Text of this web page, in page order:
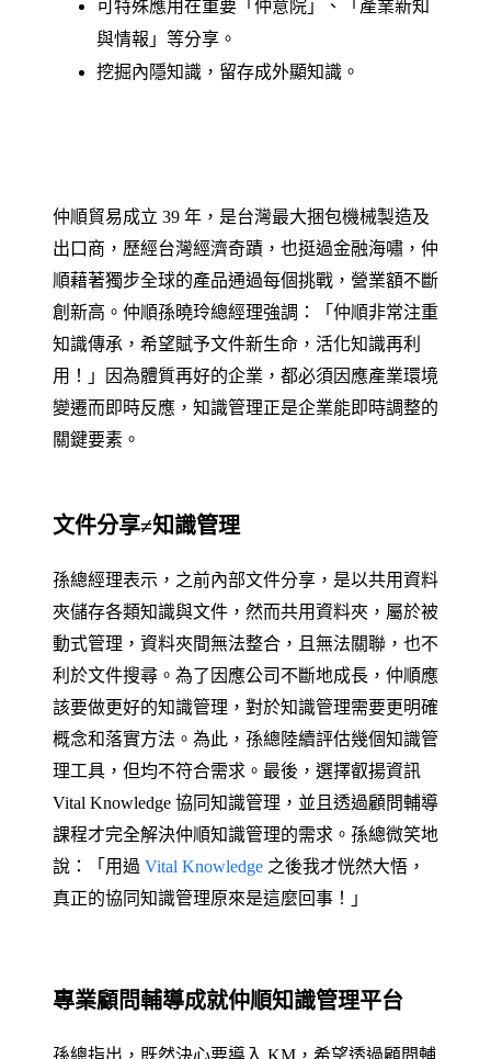
可特殊應用在重要「仲意院」、「產業新知
與情報」等分享。
挖掘內隱知識，留存成外顯知識。
仲順貿易成立 39 年，是台灣最大捆包機械製造及
出口商，歷經台灣經濟奇蹟，也挺過金融海嘯，仲
順藉著獨步全球的產品通過每個挑戰，營業額不斷
創新高。仲順孫曉玲總經理強調：「仲順非常注重
知識傳承，希望賦予文件新生命，活化知識再利
用！」因為體質再好的企業，都必須因應產業環境
變遷而即時反應，知識管理正是企業能即時調整的
關鍵要素。
文件分享≠知識管理
孫總經理表示，之前內部文件分享，是以共用資料
夾儲存各類知識與文件，然而共用資料夾，屬於被
動式管理，資料夾間無法整合，且無法關聯，也不
利於文件搜尋。為了因應公司不斷地成長，仲順應
該要做更好的知識管理，對於知識管理需要更明確
概念和落實方法。為此，孫總陸續評估幾個知識管
理工具，但均不符合需求。最後，選擇叡揚資訊
Vital Knowledge 協同知識管理，並且透過顧問輔導
課程才完全解決仲順知識管理的需求。孫總微笑地
說：「用過 Vital Knowledge 之後我才恍然大悟，
真正的協同知識管理原來是這麼回事！」
專業顧問輔導成就仲順知識管理平台